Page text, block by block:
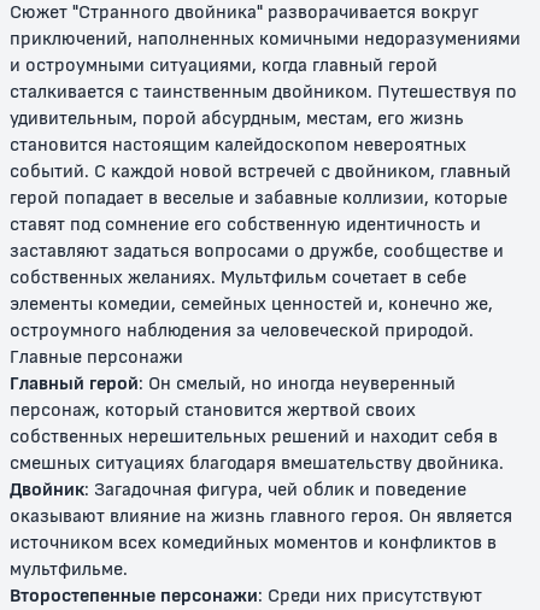
Том и Джерри: Волшебное
кольцо
Том и Джерри: Быстрый и
0+
Том и Джерри: Полет на Марс
12+
Том и Джерри: Трепещи, Усатый
0+
Сюжет "Странного двойника" разворачивается вокруг
приключений, наполненных комичными недоразумениями
и остроумными ситуациями, когда главный герой
сталкивается с таинственным двойником. Путешествуя по
удивительным, порой абсурдным, местам, его жизнь
становится настоящим калейдоскопом невероятных
событий. С каждой новой встречей с двойником, главный
герой попадает в веселые и забавные коллизии, которые
ставят под сомнение его собственную идентичность и
заставляют задаться вопросами о дружбе, сообществе и
собственных желаниях. Мультфильм сочетает в себе
элементы комедии, семейных ценностей и, конечно же,
остроумного наблюдения за человеческой природой.
Главные персонажи
Главный герой: Он смелый, но иногда неуверенный
персонаж, который становится жертвой своих
собственных нерешительных решений и находит себя в
смешных ситуациях благодаря вмешательству двойника.
Двойник: Загадочная фигура, чей облик и поведение
оказывают влияние на жизнь главного героя. Он является
источником всех комедийных моментов и конфликтов в
мультфильме.
Второстепенные персонажи: Среди них присутствуют